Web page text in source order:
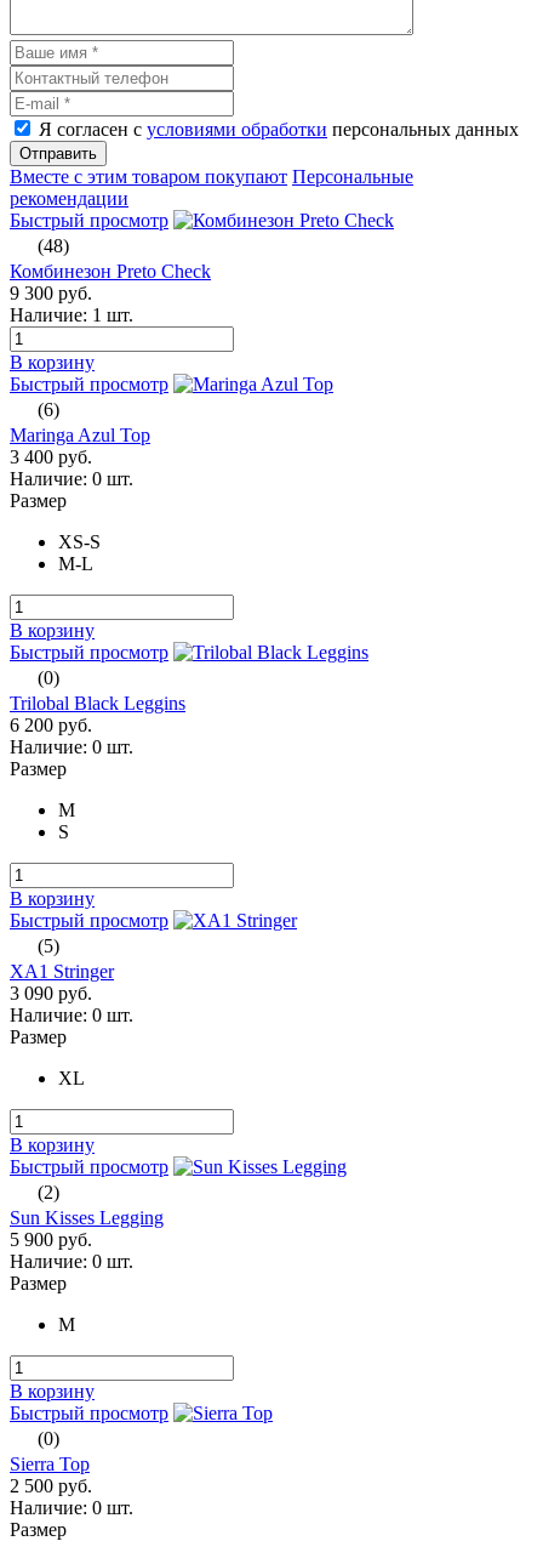
Я согласен с условиями обработки персональных данных
Отправить
Вместе с этим товаром покупают Персональные
рекомендации
Быстрый просмотр
(48)
Комбинезон Preto Check
9 300 руб.
Наличие: 1 шт.
В корзину
Быстрый просмотр
(6)
Maringa Azul Top
3 400 руб.
Наличие: 0 шт.
Размер
XS-S
M-L
В корзину
Быстрый просмотр
(0)
Trilobal Black Leggins
6 200 руб.
Наличие: 0 шт.
Размер
M
S
В корзину
Быстрый просмотр
(5)
XA1 Stringer
3 090 руб.
Наличие: 0 шт.
Размер
XL
В корзину
Быстрый просмотр
(2)
Sun Kisses Legging
5 900 руб.
Наличие: 0 шт.
Размер
M
В корзину
Быстрый просмотр
(0)
Sierra Top
2 500 руб.
Наличие: 0 шт.
Размер